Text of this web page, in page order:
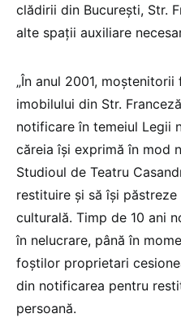
clădirii din Bucureşti, Str.
alte spaţii auxiliare
„În anul 2001,
imobilului din Str.
notificare în temeiul Legii
căreia îşi exprimă în mod
Studioul de Teatru
restituire şi să îşi
culturală. Timp de 10 ani
în nelucrare, până în
foştilor proprietari
din notificarea pentru
persoană.